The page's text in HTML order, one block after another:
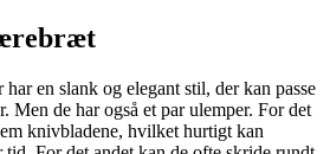
en slank og elegant stil, der kan passe
Men de har også et par ulemper. For det
knivbladene, hvilket hurtigt kan